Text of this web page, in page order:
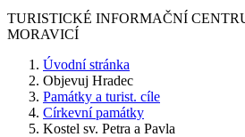
TURISTICKÉ INFORMAČNÍ
MORAVICÍ
Úvodní stránka
Objevuj Hradec
Památky a turist. cíle
Církevní památky
Kostel sv. Petra a Pavla